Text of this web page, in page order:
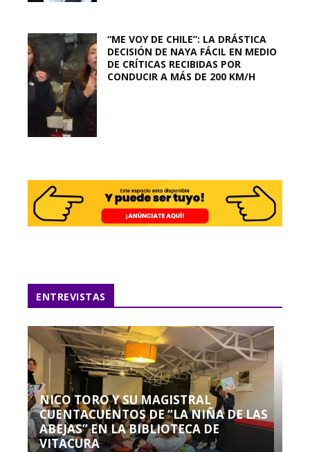
“ME VOY DE CHILE”: LA DRÁSTICA
DECISIÓN DE NAYA FÁCIL EN MEDIO
DE CRÍTICAS RECIBIDAS POR
CONDUCIR A MÁS DE 200 KM/H
ENTREVISTAS
NICO TORO Y SU MAGISTRAL
CUENTACUENTOS DE “LA NIÑA DE LAS
ABEJAS” EN LA BIBLIOTECA DE
VITACURA